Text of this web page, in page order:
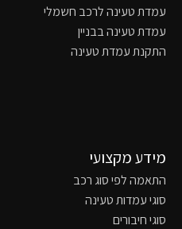
עמדת טעינה לרכב חשמלי
עמדת טעינה בבניין
התקנת עמדת טעינה
מידע מקצועי
התאמה לפי סוג רכב
סוגי עמדות טעינה
סוגי חיבורים